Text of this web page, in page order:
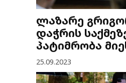
ლაზარე
დაჭრის
პატიმრობა
25.09.2023